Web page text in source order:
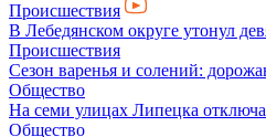
Происшествия
В Лебедянском округе утонул
Происшествия
Сезон варенья и солений:
Общество
На семи улицах Липецка
Общество